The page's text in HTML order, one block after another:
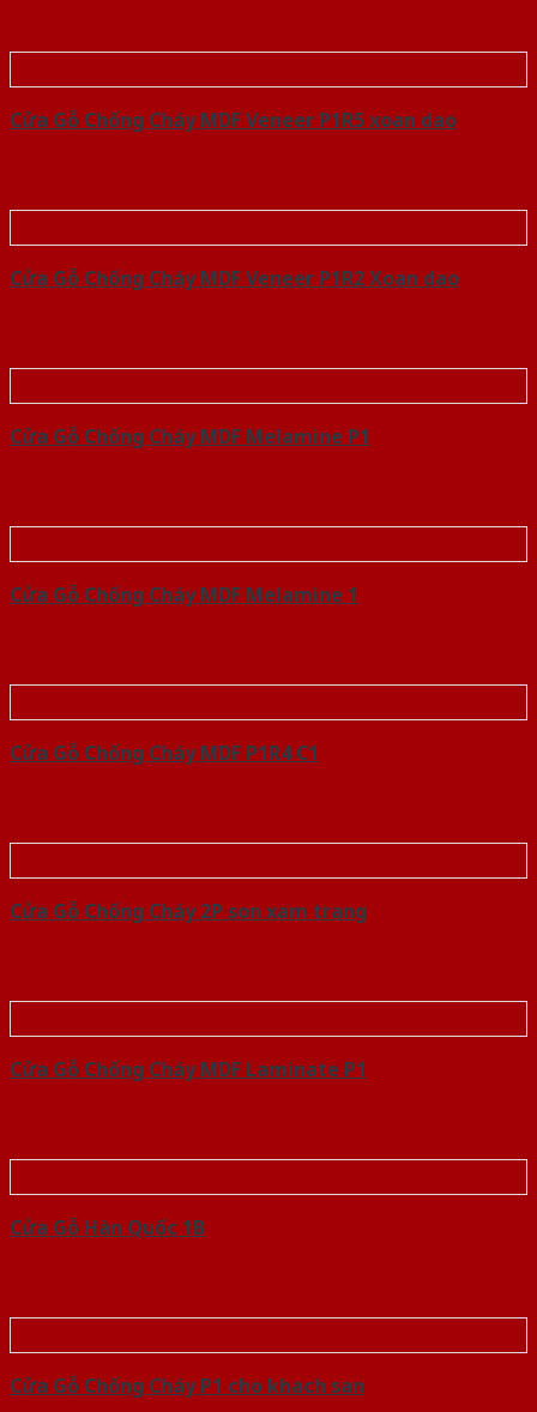
Cửa Gỗ Chống Cháy MDF Veneer P1R5 xoan dao
Cửa Gỗ Chống Cháy MDF Veneer P1R2 Xoan dao
Cửa Gỗ Chống Cháy MDF Melamine P1
Cửa Gỗ Chống Cháy MDF Melamine 1
Cửa Gỗ Chống Cháy MDF P1R4 C1
Cửa Gỗ Chống Cháy 2P son xam trang
Cửa Gỗ Chống Cháy MDF Laminate P1
Cửa Gỗ Hàn Quốc 1B
Cửa Gỗ Chống Cháy P1 cho khach san